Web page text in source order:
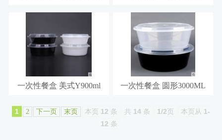
一次性餐盒 美式Y900ml 一次性餐盒 圆形3000ML
1 2 下一页 末页 本页 12 条 共 14 条 1/2页 本页从 1-
12 条